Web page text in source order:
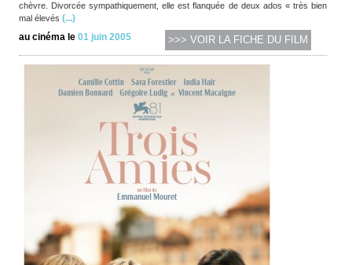
chèvre. Divorcée sympathiquement, elle est flanquée de deux ados « très bien
mal élevés (...)
au cinéma le 01 juin 2005 >>> VOIR LA FICHE DU FILM